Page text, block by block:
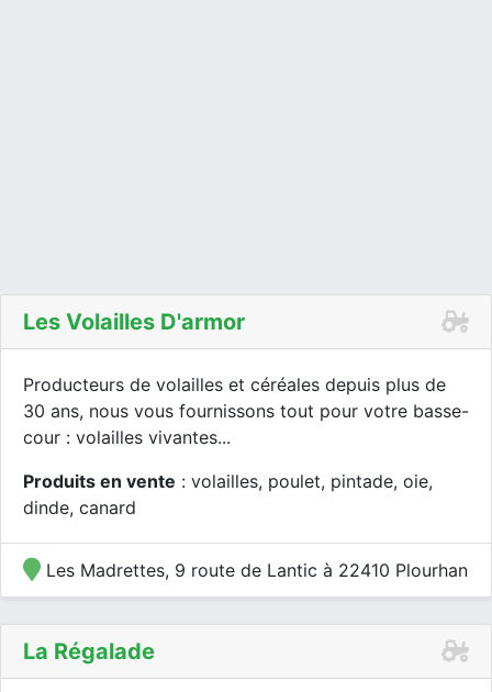
Les Volailles D'armor
Producteurs de volailles et céréales depuis plus de
30 ans, nous vous fournissons tout pour votre basse-
cour : volailles vivantes...
Produits en vente : volailles, poulet, pintade, oie,
dinde, canard
Les Madrettes, 9 route de Lantic à 22410 Plourhan
La Régalade